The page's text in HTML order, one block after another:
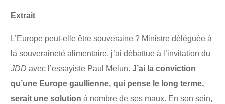
Extrait
L’Europe peut-elle être souveraine ? Ministre déléguée à
la souveraineté alimentaire, j’ai débattue à l’invitation du
JDD avec l’essayiste Paul Melun.J’ai la conviction
qu’une Europe gaullienne, qui pense le long terme,
serait une solution à nombre de ses maux. En son sein,